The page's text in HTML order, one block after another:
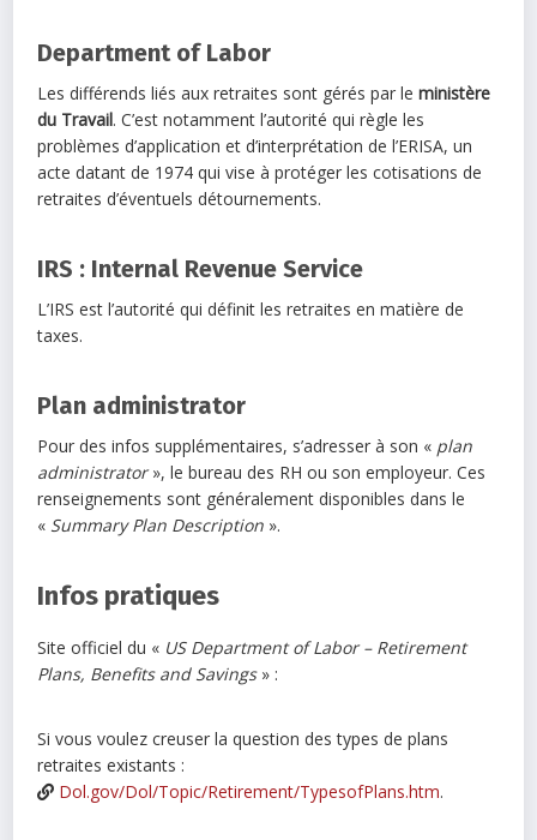
Department of Labor
Les différends liés aux retraites sont gérés par leministère
du Travail. C’est notamment l’autorité qui règle les
problèmes d’application et d’interprétation de l’ERISA, un
acte datant de 1974 qui vise à protéger les cotisations de
retraites d’éventuels détournements.
IRS : Internal Revenue Service
L’IRS est l’autorité qui définit les retraites en matière de
taxes.
Plan administrator
Pour des infos supplémentaires, s’adresser à son « plan
administrator», le bureau des RH ou son employeur. Ces
renseignements sont généralement disponibles dans le
« Summary Plan Description ».
Infos pratiques
Site officiel du « US Department of Labor – Retirement
Plans, Benefits and Savings» :
Si vous voulez creuser la question des types de plans
retraites existants :
Dol.gov/Dol/Topic/Retirement/TypesofPlans.htm.